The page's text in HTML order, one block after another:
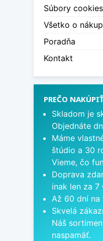
Súbory cookies
Všetko o
Poradňa
Kontakt
PREČO
Skladom je
Objednáte
Máme
štúdio a 30
Vieme, čo
Doprava
inak len za 7
Až 60 dní na
Skvelá
Náš
naspamäť.